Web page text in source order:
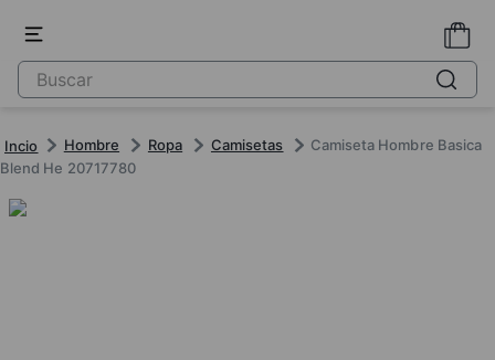
Hombre Ropa Camisetas
Camiseta Hombre Basica
Blend He 20717780